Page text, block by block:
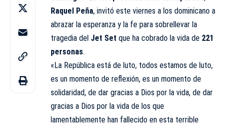
Raquel Peña, invitó este viernes a los dominicano a
abrazar la esperanza y la fe para sobrellevar la
tragedia del Jet Set que ha cobrado la vida de 221
personas.
«La República está de luto, todos estamos de luto,
es un momento de reflexión, es un momento de
solidaridad, de dar gracias a Dios por la vida, de dar
gracias a Dios por la vida de los que
lamentablemente han fallecido en esta terrible